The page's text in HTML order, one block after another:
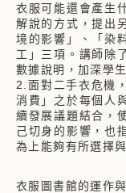
衣服可能還會產生
解說的方式，提出
境的影響」、「染
工」三項。講師除
數據說明，加深學
2.面對二手衣危機
消費」之於每個人
續發展議題結合，
己切身的影響，也
為上能夠有所選擇與
衣服圖書館的運作